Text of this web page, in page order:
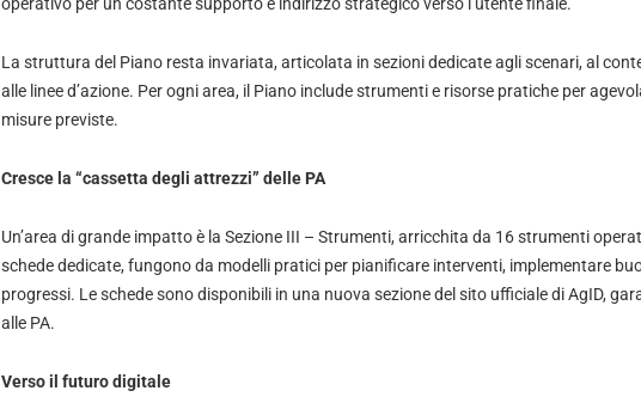
operativo per un costante supporto e indirizzo strategico verso l’utente finale.
La struttura del Piano resta invariata, articolata in sezioni dedicate agli scenari, al
alle linee d’azione. Per ogni area, il Piano include strumenti e risorse pratiche per
misure previste.
Cresce la “cassetta degli attrezzi” delle PA
Un’area di grande impatto è la Sezione III – Strumenti, arricchita da 16 strumenti
schede dedicate, fungono da modelli pratici per pianificare interventi, implementare
progressi. Le schede sono disponibili in una nuova sezione del sito ufficiale di AgID,
alle PA.
Verso il futuro digitale